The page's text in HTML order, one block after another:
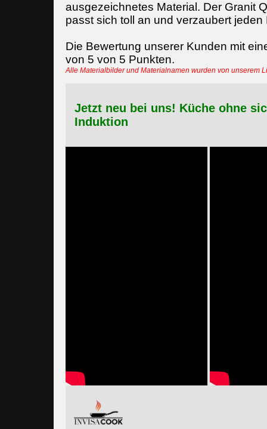
ausgezeichnetes Material. Der Granit
passt sich toll an und verzaubert jeden
Die Bewertung unserer Kunden mit
von 5 von 5 Punkten.
Alle Materialbilder und Materialnamen wurden von unserem
Jetzt neu bei uns! Küche ohne
Induktion